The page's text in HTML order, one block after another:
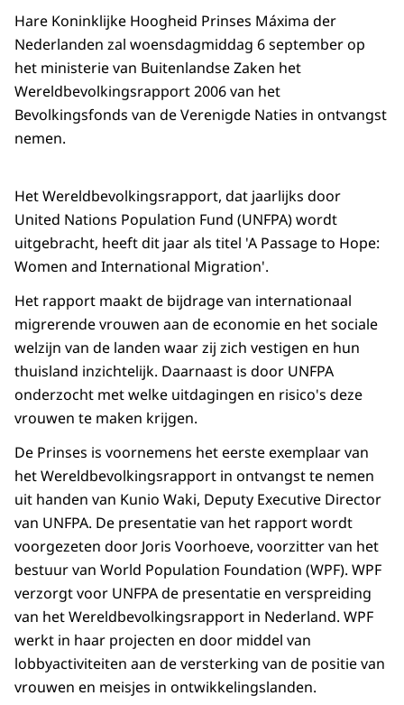
Hare Koninklijke Hoogheid Prinses Máxima der
Nederlanden zal woensdagmiddag 6 september op
het ministerie van Buitenlandse Zaken het
Wereldbevolkingsrapport 2006 van het
Bevolkingsfonds van de Verenigde Naties in ontvangst
nemen.
Het Wereldbevolkingsrapport, dat jaarlijks door
United Nations Population Fund (UNFPA) wordt
uitgebracht, heeft dit jaar als titel 'A Passage to Hope:
Women and International Migration'.
Het rapport maakt de bijdrage van internationaal
migrerende vrouwen aan de economie en het sociale
welzijn van de landen waar zij zich vestigen en hun
thuisland inzichtelijk. Daarnaast is door UNFPA
onderzocht met welke uitdagingen en risico's deze
vrouwen te maken krijgen.
De Prinses is voornemens het eerste exemplaar van
het Wereldbevolkingsrapport in ontvangst te nemen
uit handen van Kunio Waki, Deputy Executive Director
van UNFPA. De presentatie van het rapport wordt
voorgezeten door Joris Voorhoeve, voorzitter van het
bestuur van World Population Foundation (WPF). WPF
verzorgt voor UNFPA de presentatie en verspreiding
van het Wereldbevolkingsrapport in Nederland. WPF
werkt in haar projecten en door middel van
lobbyactiviteiten aan de versterking van de positie van
vrouwen en meisjes in ontwikkelingslanden.